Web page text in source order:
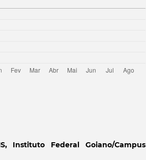
Instituto Federal Goiano/Campus